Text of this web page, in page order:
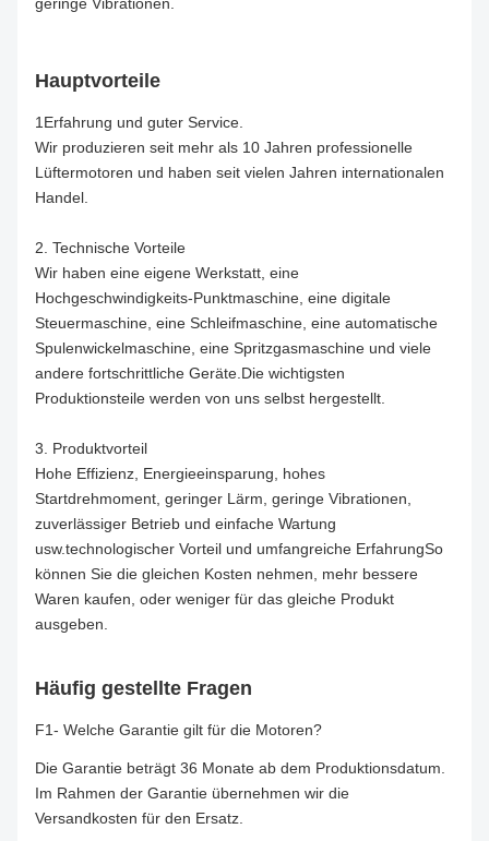
geringe Vibrationen.
Hauptvorteile
1Erfahrung und guter Service.
Wir produzieren seit mehr als 10 Jahren professionelle
Lüftermotoren und haben seit vielen Jahren internationalen
Handel.
2. Technische Vorteile
Wir haben eine eigene Werkstatt, eine
Hochgeschwindigkeits-Punktmaschine, eine digitale
Steuermaschine, eine Schleifmaschine, eine automatische
Spulenwickelmaschine, eine Spritzgasmaschine und viele
andere fortschrittliche Geräte.Die wichtigsten
Produktionsteile werden von uns selbst hergestellt.
3. Produktvorteil
Hohe Effizienz, Energieeinsparung, hohes
Startdrehmoment, geringer Lärm, geringe Vibrationen,
zuverlässiger Betrieb und einfache Wartung
usw.technologischer Vorteil und umfangreiche ErfahrungSo
können Sie die gleichen Kosten nehmen, mehr bessere
Waren kaufen, oder weniger für das gleiche Produkt
ausgeben.
Häufig gestellte Fragen
F1- Welche Garantie gilt für die Motoren?
Die Garantie beträgt 36 Monate ab dem Produktionsdatum.
Im Rahmen der Garantie übernehmen wir die
Versandkosten für den Ersatz.